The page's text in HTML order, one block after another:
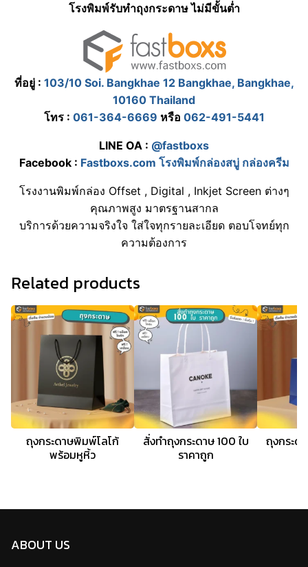
โรงพิมพ์รับทําถุงกระดาษ ไม่มีขั้นต่ำ
ที่อยู่ : 103/10 Soi. Bangkhae 12 Bangkhae, Bangkhae,
10160 Thailand
โทร : 061-364-6669 หรือ 062-491-5441
LINE OA : @fastboxs
Facebook : Fastboxs.com โรงพิมพ์กล่องสบู่ กล่องครีม
โรงงานพิมพ์กล่อง Offset , Digital , Inkjet Screen ต่างๆ
คุณภาพสูง มาตรฐานสากล
บริการด้วยความจริงใจ ใส่ใจทุกรายละเอียด ตอบโจทย์ทุก
ความต้องการ
Related products
ถุงกระดาษพิมพ์โลโก้
พร้อมหูหิ้ว
สั่งทําถุงกระดาษ 100 ใบ
ราคาถูก
ถุงกระด
ABOUT US